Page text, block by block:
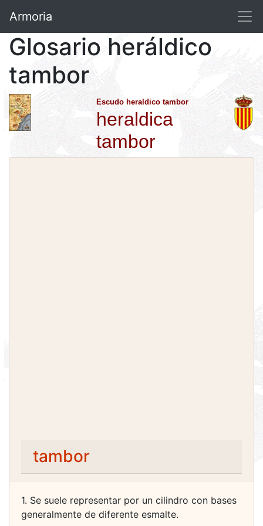
Armoria
Glosario heráldico
tambor
Escudo heraldico tambor
heraldica
tambor
tambor
1. Se suele representar por un cilindro con bases
generalmente de diferente esmalte.